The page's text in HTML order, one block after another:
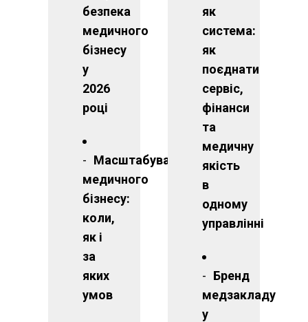
безпека
медичного
бізнесу
у
2026
році
Масштабування
медичного
бізнесу:
коли,
як і
за
яких
умов
як
система:
як
поєднати
сервіс,
фінанси
та
медичну
якість
в
одному
управлінні
Бренд
медзакладу
у